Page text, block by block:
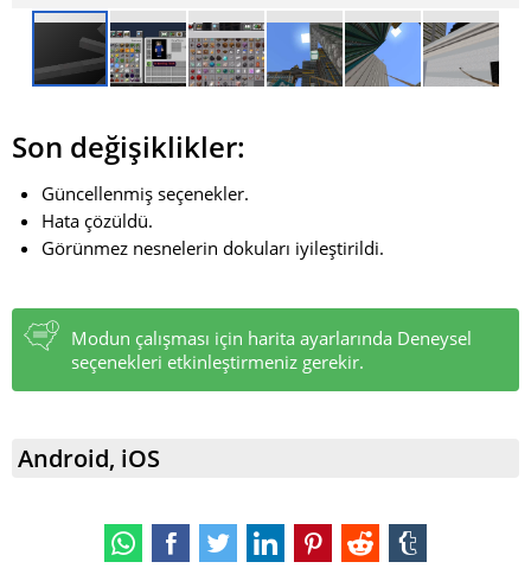
Son değişiklikler:
Güncellenmiş seçenekler.
Hata çözüldü.
Görünmez nesnelerin dokuları iyileştirildi.
Modun çalışması için harita ayarlarında Deneysel
seçenekleri etkinleştirmeniz gerekir.
Android, iOS